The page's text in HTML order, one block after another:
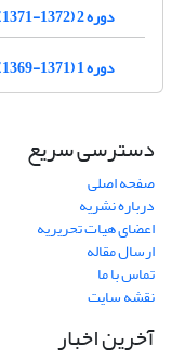
دوره 2 (1372-1371)
دوره 1 (1371-1369)
دسترسی سریع
صفحه اصلی
درباره نشریه
اعضای هیات تحریریه
ارسال مقاله
تماس با ما
نقشه سایت
آخرین اخبار